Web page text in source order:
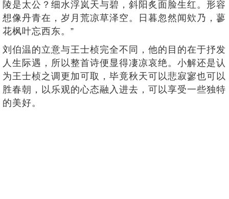
陵是太公？细水浮岚天与碧，斜阳炙面脸生红。形容
想像丹青在，岁月荒凉草泽空。日暮忽然闻欸乃，蓼
花枫叶忘西东。”
刘伯温的立意与王士桢完全不同，他的目的在于抒发
人生际遇，所以整首诗便显得凄凉哀绝。小解还是认
为王士桢之调更加可取，毕竟秋天可以悲寂寥也可以
胜春朝，以乐观的心态融入进去，可以享受一些独特
的美好。